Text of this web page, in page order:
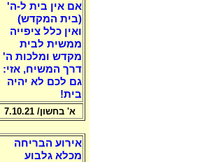
אם אין בית ל-ה'
(בית המקדש)
ואין כלל ציפייה
ממשית לבית
מקדש ומלכות ה'
דרך המשיח, אזי:
גם לכם לא יהיה
בית!
א' בחשון/ 7.10.21
אירוע הבריחה
מכלא גלבוע